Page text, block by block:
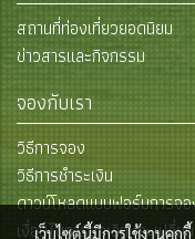
สถานที่ท่องเที่ยวยอดนิยม
ข่าวสารและกิจกรรม
จองกับเรา
วิธีการจอง
วิธีการชำระเงิน
ดาวน์โหลดแบบฟอร์มการจ
เงื่อนไขการยกเลิกและเปลี่ย
เว็บไซต์นี้มีการใช้งานคุ